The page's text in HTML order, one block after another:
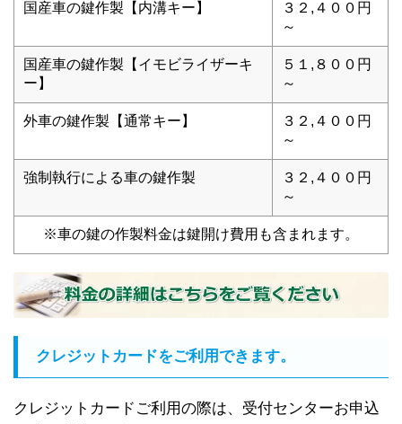
国産車の鍵作製【内溝キー】
３２,４００円
～
国産車の鍵作製【イモビライザーキ
ー】
５１,８００円
～
外車の鍵作製【通常キー】
３２,４００円
～
強制執行による車の鍵作製
３２,４００円
～
※車の鍵の作製料金は鍵開け費用も含まれます。
クレジットカードをご利用できます。
クレジットカードご利用の際は、受付センターお申込